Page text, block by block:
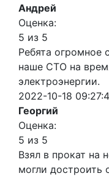
Андрей
Оценка:
5 из 5
Ребята огромное
наше СТО на
электроэнергии.
2022-10-18
Георгий
Оценка:
5 из 5
Взял в прокат на
могли достроить